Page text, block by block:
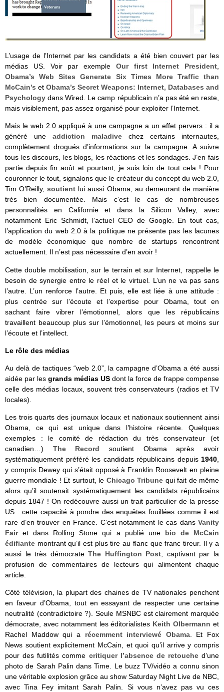
L’usage de l’Internet par les candidats a été bien couvert par les
médias US. Voir par exemple Our first Internet President,
Obama’s Web Sites Generate Six Times More Traffic than
McCain’s et Obama’s Secret Weapons: Internet, Databases and
Psychology dans Wired. Le camp républicain n’a pas été en reste,
mais visiblement, pas assez organisé pour exploiter l’Internet.
Mais le web 2.0 appliqué à une campagne a un effet pervers : il a
généré une addiction maladive chez certains internautes,
complètement drogués d’informations sur la campagne. A suivre
tous les discours, les blogs, les réactions et les sondages. J’en fais
partie depuis fin août et pourtant, je suis loin de tout cela ! Pour
couronner le tout, signalons que le créateur du concept du web 2.0,
Tim O’Reilly,soutient lui aussi Obama, au demeurant de manière
très bien documentée. Mais c’est le cas de nombreuses
personnalités en Californie et dans la Silicon Valley, avec
notamment Eric Schmidt, l’actuel CEO de Google. En tout cas,
l’application du web 2.0 à la politique ne présente pas les lacunes
de modèle économique que nombre de startups rencontrent
actuellement. Il n’est pas nécessaire d’en avoir !
Cette double mobilisation, sur le terrain et sur Internet, rappelle le
besoin de synergie entre le réel et le virtuel. L’un ne va pas sans
l’autre. L’un renforce l’autre. Et puis, elle est liée à une attitude :
plus centrée sur l’écoute et l’expertise pour Obama, tout en
sachant faire vibrer l’émotionnel, alors que les républicains
travaillent beaucoup plus sur l’émotionnel, les peurs et moins sur
l’écoute et l’intellect.
Le rôle des médias
Au delà de tactiques “web 2.0”, la campagne d’Obama a été aussi
aidée par les grands médias US dont la force de frappe compense
celle des médias locaux, souvent très conservateurs (radios et TV
locales).
Les trois quarts des journaux locaux et nationaux soutiennent ainsi
Obama, ce qui est unique dans l’histoire récente. Quelques
exemples : le comité de rédaction du très conservateur (et
canadien…) The Record soutient Obama après avoir
systématiquement préféré les candidats républicains depuis 1940
y compris Dewey qui s’était opposé à Franklin Roosevelt en pleine
guerre mondiale ! Et surtout, le Chicago Tribune qui fait de même
alors qu’il soutenait systématiquement les candidats républicains
depuis 1847 ! On redécouvre aussi un trait particulier de la presse
US : cette capacité à pondre des enquêtes fouillées comme il est
rare d’en trouver en France. C’est notamment le cas dans Vanity
Fairet dans Rolling Stone qui a publié une bio de McCain
édifiante montrant qu’il est plus tire au flanc que franc tireur. Il y a
aussi le très démocrateThe Huffington Post , captivant par la
profusion de commentaires de lecteurs qui alimentent chaque
article.
Côté télévision, la plupart des chaines de TV nationales penchent
en faveur d’Obama, tout en essayant de respecter une certaine
neutralité (contradictoire ?). Seule MSNBC est clairement marquée
démocrate, avec notamment les éditorialistes Keith Olbermann et
Rachel Maddow qui a récemment interviewé Obama. Et Fox
News soutient explicitement McCain, et quoi qu’il arrive y compris
pour des futilités comme critiquer l’absence de retouched’une
photo de Sarah Palin dans Time. Le buzz TV/vidéo a connu sinon
une véritable explosion grâce au show Saturday Night Live de NBC,
avec Tina Fey imitant Sarah Palin. Si vous n’avez pas vu ces